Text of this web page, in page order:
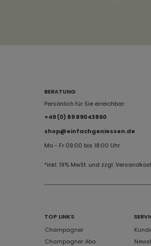
BERATUNG
Persönlich für Sie erreichbar:
+49 (0) 89 89043860
shop@einfachgeniessen.de
Mo - Fr 09:00 bis 18:00 Uhr
*inkl. 19% MwSt. und zzgl.
TOP LINKS
Champagner
Champagner Abo